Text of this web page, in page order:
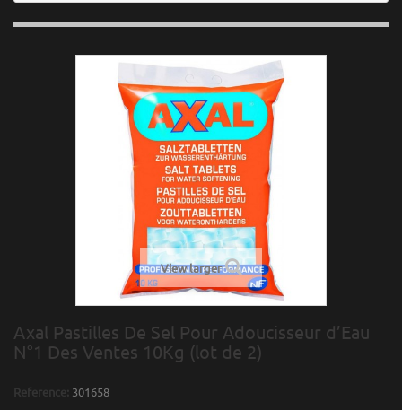
View larger
Axal Pastilles De Sel Pour Adoucisseur d’Eau
N°1 Des Ventes 10Kg (lot de 2)
Reference: 301658